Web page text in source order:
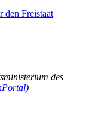
den Freistaat
des
)